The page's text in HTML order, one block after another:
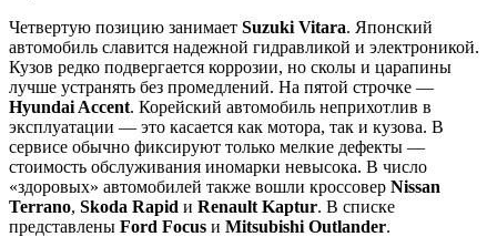
Четвертую позицию занимает Suzuki Vitara. Японский
автомобиль славится надежной гидравликой и электроникой.
Кузов редко подвергается коррозии, но сколы и царапины
лучше устранять без промедлений. На пятой строчке —
Hyundai Accent. Корейский автомобиль неприхотлив в
эксплуатации — это касается как мотора, так и кузова. В
сервисе обычно фиксируют только мелкие дефекты —
стоимость обслуживания иномарки невысока. В число
«здоровых» автомобилей также вошли кроссовер Nissan
Terrano, Skoda Rapid и Renault Kaptur. В списке
представлены Ford Focus и Mitsubishi Outlander.